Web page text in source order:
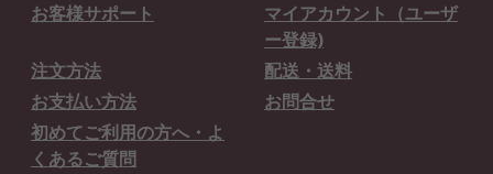
お客様サポート
マイアカウント（ユーザ
ー登録)
注文方法
配送・送料
お支払い方法
お問合せ
初めてご利用の方へ・よ
くあるご質問